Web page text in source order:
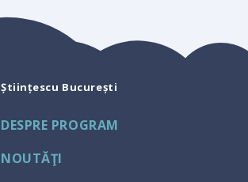
Științescu București
DESPRE PROGRAM
NOUTĂŢI